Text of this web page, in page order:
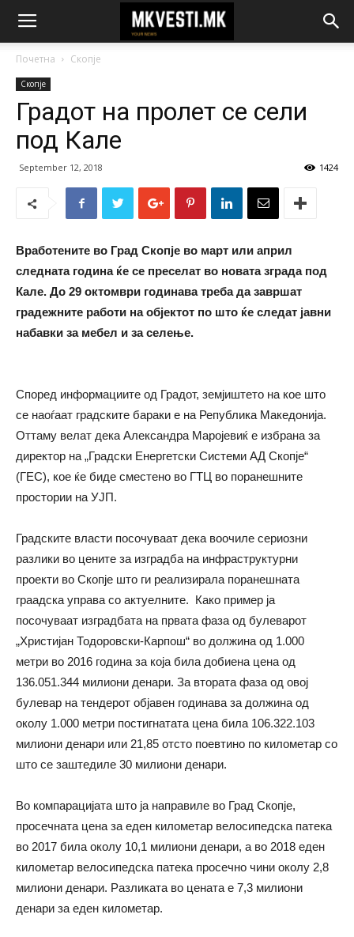
Почетна Скопје
Скопје
Градот на пролет се сели
под Кале
September 12, 2018 1424
Вработените во Град Скопје во март или април
следната година ќе се преселат во новата зграда под
Кале. До 29 октомври годинава треба да завршат
градежните работи на објектот по што ќе следат јавни
набавки за мебел и за селење.
Според информациите од Градот, земјиштето на кое што
се наоѓаат градските бараки е на Република Македонија.
Оттаму велат дека Александра Маројевиќ е избрана за
директор на „Градски Енергетски Системи АД Скопје“
(ГЕС), кое ќе биде сместено во ГТЦ во поранешните
простории на УЈП.
Градските власти посочуваат дека воочиле сериозни
разлики во цените за изградба на инфраструктурни
проекти во Скопје што ги реализирала поранешната
граадска управа со актуелните. Како пример ја
посочуваат изградбата на првата фаза од булеварот
„Христијан Тодоровски-Карпош“ во должина од 1.000
метри во 2016 година за која била добиена цена од
136.051.344 милиони денари. За втората фаза од овој
булевар на тендерот објавен годинава за должина од
околу 1.000 метри постигнатата цена била 106.322.103
милиони денари или 21,85 отсто поевтино по километар со
што се заштедиле 30 милиони денари.
Во компарацијата што ја направиле во Град Скопје,
просечната цена за еден километар велосипедска патека
во 2017 била околу 10,1 милиони денари, а во 2018 еден
километар велосипедска патека просечно чини околу 2,8
милиони денари. Разликата во цената е 7,3 милиони
денари за еден километар.